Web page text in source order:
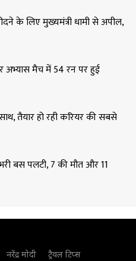
के लिए मुख्यमंत्री धामी से अपील,
अभ्यास मैच में 54 रन पर हुई
तैयार हो रही करियर की सबसे
बस पलटी, 7 की मौत और 11
नरेंद्र मोदी
ट्रैवल टिप्स